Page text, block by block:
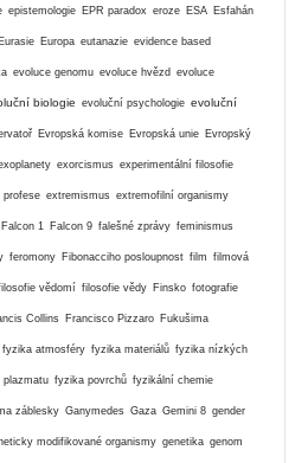
epistemologie EPR paradox eroze ESA Esfahán
Eurasie Europa eutanazie evidence based
evoluce genomu evoluce hvězd evoluce
biologie evoluční psychologie evoluční
Evropská komise Evropská unie Evropský
exorcismus experimentální filosofie
profese extremismus extremofilní organismy
Falcon 1 Falcon 9 falešné zprávy feminismus
feromony Fibonacciho posloupnost film filmová
vědomí filosofie vědy Finsko fotografie
Collins Francisco Pizzaro Fukušima
fyzika atmosféry fyzika materiálů fyzika nízkých
plazmatu fyzika povrchů fyzikální chemie
záblesky Ganymedes Gaza Gemini 8 gender
modifikované organismy genetika genom